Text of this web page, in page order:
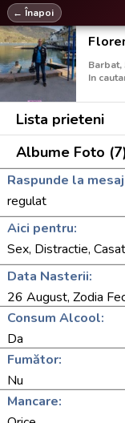
← Înapoi
Barbat,
In
Lista prieteni
Albume Foto
Raspunde la
regulat
Aici pentru:
Sex, Distractie,
Data Nasterii:
26 August, Zodia
Consum Alcool:
Da
Fumător:
Nu
Mancare: